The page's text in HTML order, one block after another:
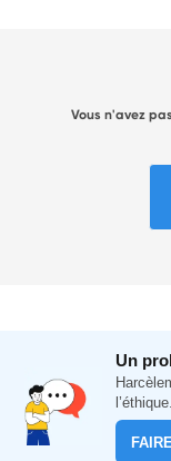
Vous n'avez
Un